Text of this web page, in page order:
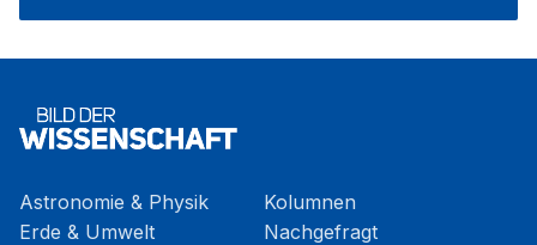
Astronomie & Physik
Erde & Umwelt
Kolumnen
Nachgefragt